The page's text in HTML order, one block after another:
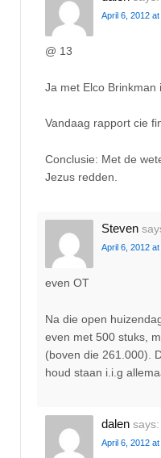
April 6, 2012
@ 13
Ja met Elco Brinkman
Vandaag rapport cie
Conclusie: Met de
Jezus redden.
Steven
April 6, 2012
even OT
Na die open
even met 500 stuks,
(boven die 261.000).
houd staan i.i.g
dalen says:
April 6, 2012